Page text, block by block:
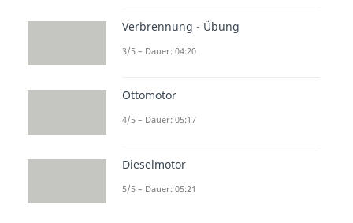
Verbrennung - Übung
3/5 – Dauer: 04:20
Ottomotor
4/5 – Dauer: 05:17
Dieselmotor
5/5 – Dauer: 05:21